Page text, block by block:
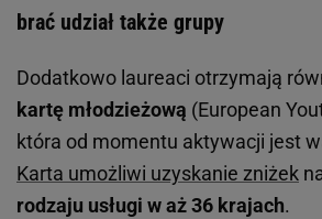
brać udział także grupy
Dodatkowo laureaci otrzymają
kartę młodzieżową (European
która od momentu aktywacji jest
Karta umożliwi uzyskanie zniżek
rodzaju usługi w aż 36 krajach.